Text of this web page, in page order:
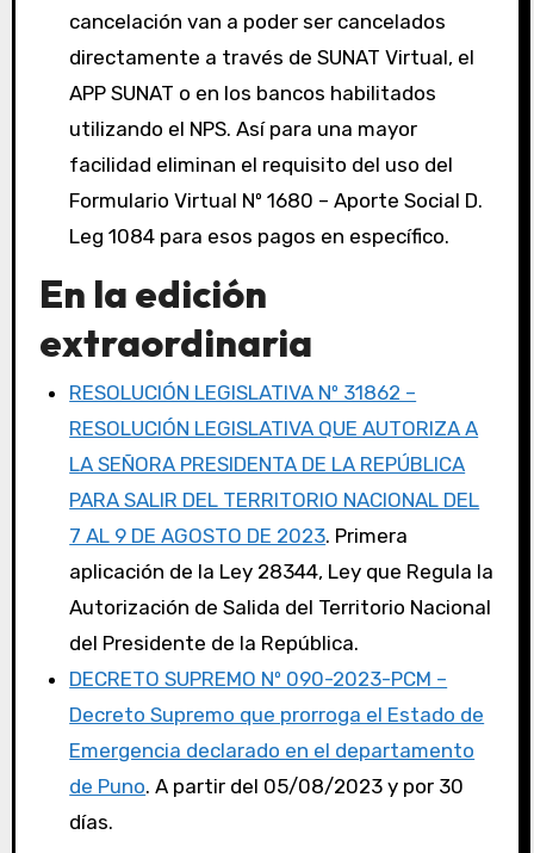
cancelación van a poder ser cancelados
directamente a través de SUNAT Virtual, el
APP SUNAT o en los bancos habilitados
utilizando el NPS. Así para una mayor
facilidad eliminan el requisito del uso del
Formulario Virtual Nº 1680 – Aporte Social D.
Leg 1084 para esos pagos en específico.
En la edición
extraordinaria
RESOLUCIÓN LEGISLATIVA Nº 31862 –
RESOLUCIÓN LEGISLATIVA QUE AUTORIZA A
LA SEÑORA PRESIDENTA DE LA REPÚBLICA
PARA SALIR DEL TERRITORIO NACIONAL DEL
7 AL 9 DE AGOSTO DE 2023. Primera
aplicación de la Ley 28344, Ley que Regula la
Autorización de Salida del Territorio Nacional
del Presidente de la República.
DECRETO SUPREMO Nº 090-2023-PCM –
Decreto Supremo que prorroga el Estado de
Emergencia declarado en el departamento
de Puno. A partir del 05/08/2023 y por 30
días.